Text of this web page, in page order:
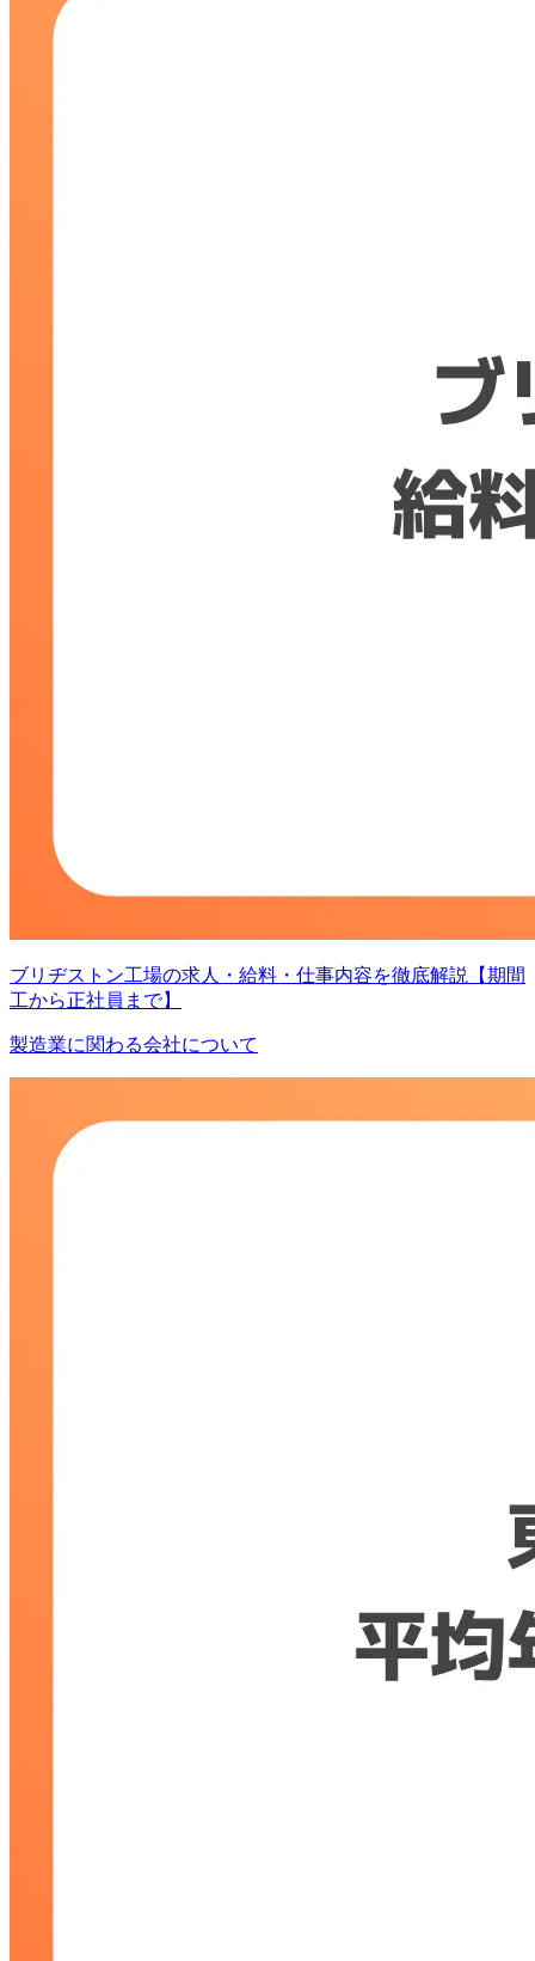
ブリヂストン工場の求人・給料・仕事内容を徹底解説【期間
工から正社員まで】
製造業に関わる会社について